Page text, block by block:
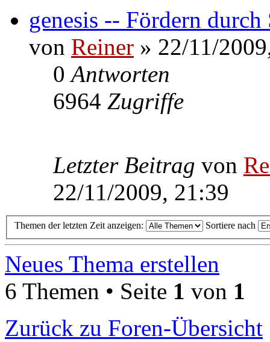
genesis -- Fördern durch
von Reiner » 22/11/
0Antworten
6964 Zugriffe
Letzter Beitrag von
22/11/2009, 21:39
Themen der letzten Zeit anzeigen: Sortiere nach
Neues Thema erstellen
6 Themen • Seite 1 von 1
Zurück zu Foren-Übersicht